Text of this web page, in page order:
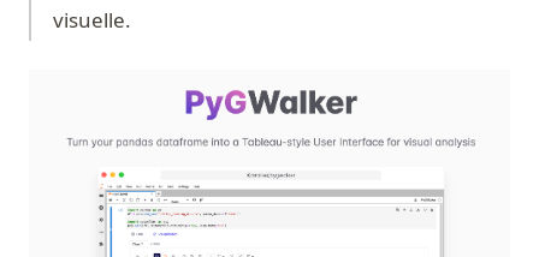
visuelle.